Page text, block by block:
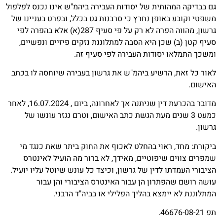
של יסודות העבירה ביהמ"ש אינו נכנס לפלפול
נחרץ כי סרבנות גט בכלל, ובפרט בעניינו של
גרשון, מהווה הפרה לא רק על פי סעיף 287(א) אלא בהפרה לפי
היא הסבה למתלוננת נזקים פיזיים ונפשיים,
העבירה לפי סעיף זה.
ביהמ"ש את גרשון בעבירה שיוחסה לו בכתב
מדובר בהכרעת דין שניתנה אך לאחרונה, ביום , 16.07.2024, לאחר
מעת הגשת כתב האישום, וטרם נגזר עונשו של
בהחלט לאכוף את החוק ביתר שאת כנגד מי
מאידך, לא ברור מה הועיל לאינטרס
לדין של גרשון, וכיצד כל עונש שיוטל עליו יועיל.
הן עבור האינטרס הציבורי והן עבור
בהליך הפלילי או בביה"ד הרבני.